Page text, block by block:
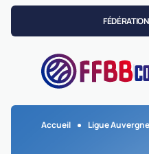
FÉDÉRATION
Accueil Ligue